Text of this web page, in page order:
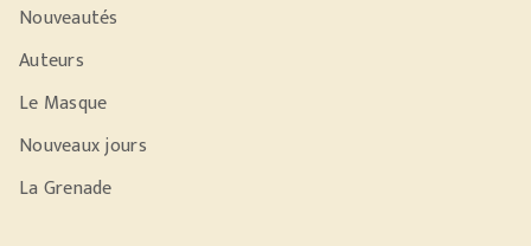
Nouveautés
Auteurs
Le Masque
Nouveaux jours
La Grenade